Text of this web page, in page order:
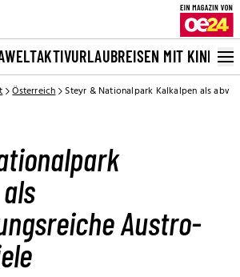
WELTAKTIVURLAUBREISEN MIT KINDERN
Österreich Steyr & Nationalpark Kalkalpen als
Austro-